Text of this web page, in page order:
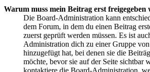
Warum muss mein Beitrag erst freigegeben
Die Board-Administration kann
dem Forum, in dem du einen Beitrag
zuerst geprüft werden müssen. Es ist
Administration dich zu einer Gruppe
hinzugefügt hat, bei denen sie die
möchte, bevor sie auf der Seite sichtbar